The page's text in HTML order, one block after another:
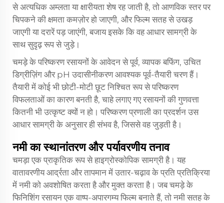
से अत्यधिक अम्लता या क्षारीयता शेष रह जाती है, तो आणविक स्तर पर
चिपकने की क्षमता कमज़ोर हो जाएगी, और फिल्म सतह से उखड़
जाएगी या दरारें पड़ जाएंगी, बजाय इसके कि वह आधार सामग्री के
साथ सुदृढ़ रूप से जुड़े।
चमड़े के परिष्करण रसायनों के आवेदन से पूर्व, व्यापक बफिंग, उचित
डिग्रीज़िंग और pH उदासीनीकरण आवश्यक पूर्व-तैयारी चरण हैं।
तैयारी में कोई भी छोटी-मोटी छूट निश्चित रूप से परिष्करण
विफलताओं का कारण बनती है, चाहे लगाए गए रसायनों की गुणवत्ता
कितनी भी उत्कृष्ट क्यों न हो। परिष्करण प्रणाली का प्रदर्शन उस
आधार सामग्री के अनुसार ही संभव है, जिससे वह जुड़ती है।
नमी का स्थानांतरण और पर्यावरणीय तनाव
चमड़ा एक प्राकृतिक रूप से हाइग्रोस्कोपिक सामग्री है। यह
वातावरणीय आर्द्रता और तापमान में उतार-चढ़ाव के प्रति प्रतिक्रिया
में नमी को अवशोषित करता है और मुक्त करता है। जब चमड़े के
फिनिशिंग रसायन एक वाष्प-अपारगम्य फिल्म बनाते हैं, तो नमी सतह के